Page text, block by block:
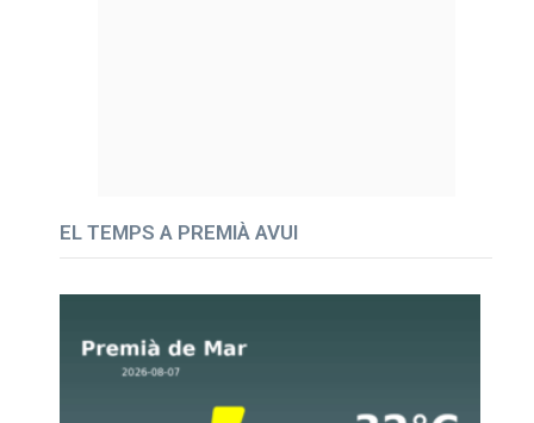
EL TEMPS A PREMIÀ AVUI